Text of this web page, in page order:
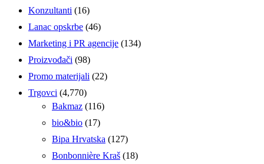
Konzultanti (16)
Lanac opskrbe (46)
Marketing i PR agencije (134)
Proizvođači (98)
Promo materijali (22)
Trgovci (4,770)
Bakmaz (116)
bio&bio (17)
Bipa Hrvatska (127)
Bonbonnière Kraš (18)